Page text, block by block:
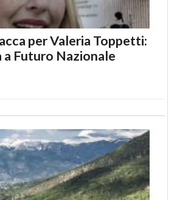
per Valeria Toppetti:
a Futuro Nazionale